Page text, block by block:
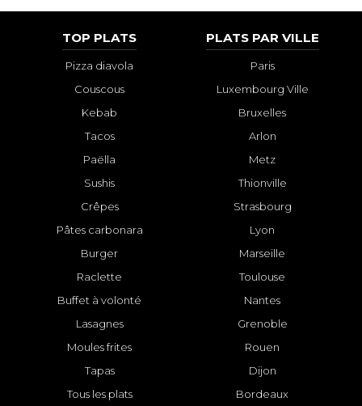
TOP PLATS
Pizza diavola
Couscous
Kebab
Tacos
Paëlla
Sushis
Crêpes
Pâtes carbonara
Burger
Raclette
Buffet à volonté
Lasagnes
Moules frites
Tapas
Tous les plats
PLATS PAR VILLE
Paris
Luxembourg Ville
Bruxelles
Arlon
Metz
Thionville
Strasbourg
Lyon
Marseille
Toulouse
Nantes
Grenoble
Rouen
Dijon
Bordeaux